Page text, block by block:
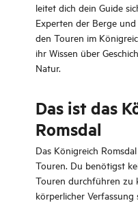
leitet dich dein Guide
Experten der Berge
den Touren im
ihr Wissen über
Natur.
Das ist das
Romsdal
Das Königreich
Touren. Du benötigst
Touren durchführen zu
körperlicher